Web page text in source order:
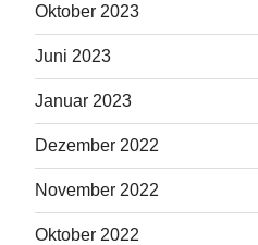
Oktober 2023
Juni 2023
Januar 2023
Dezember 2022
November 2022
Oktober 2022